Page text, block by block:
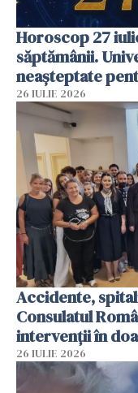
Horoscop 27
săptămânii.
neașteptate
26 IULIE 2026
Accidente,
Consulatul
intervenții în
26 IULIE 2026